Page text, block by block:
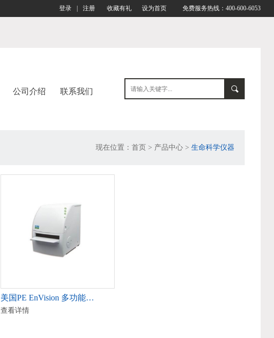
登录 注册 收藏有礼 设为首页 免费服务热线：400-600-6053
公司介绍 联系我们
现在位置： 首页 > 产品中心 > 生命科学仪器
美国PE EnVision 多功能…
查看详情